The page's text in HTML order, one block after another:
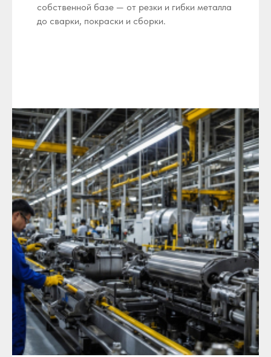
собственной базе — от резки и гибки металла
до сварки, покраски и сборки.